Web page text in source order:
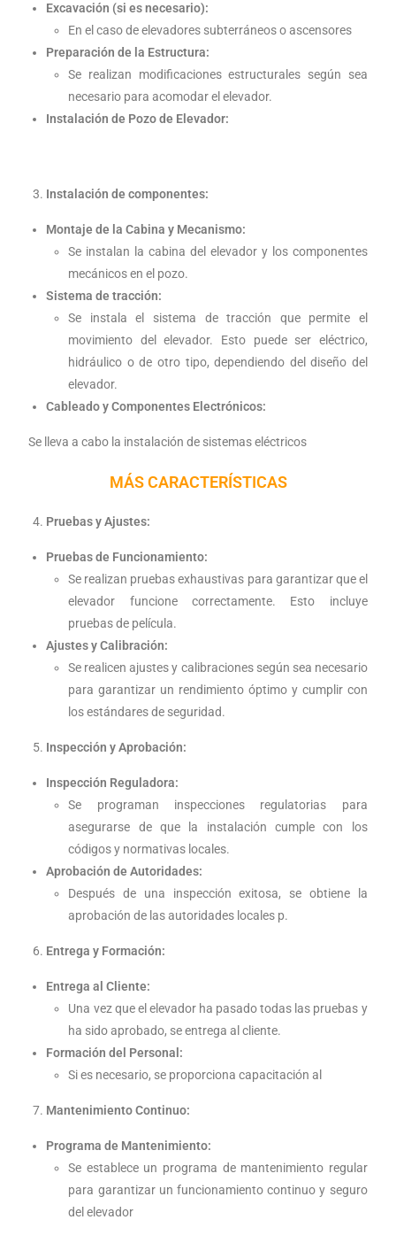
Excavación (si es necesario):
En el caso de elevadores subterráneos o ascensores
Preparación de la Estructura:
Se realizan modificaciones estructurales según sea
necesario para acomodar el elevador.
Instalación de Pozo de Elevador:
Instalación de componentes:
Montaje de la Cabina y Mecanismo:
Se instalan la cabina del elevador y los componentes
mecánicos en el pozo.
Sistema de tracción:
Se instala el sistema de tracción que permite el
movimiento del elevador. Esto puede ser eléctrico,
hidráulico o de otro tipo, dependiendo del diseño del
elevador.
Cableado y Componentes Electrónicos:
Se lleva a cabo la instalación de sistemas eléctricos
MÁS CARACTERÍSTICAS
Pruebas y Ajustes:
Pruebas de Funcionamiento:
Se realizan pruebas exhaustivas para garantizar que el
elevador funcione correctamente. Esto incluye
pruebas de película.
Ajustes y Calibración:
Se realicen ajustes y calibraciones según sea necesario
para garantizar un rendimiento óptimo y cumplir con
los estándares de seguridad.
Inspección y Aprobación:
Inspección Reguladora:
Se programan inspecciones regulatorias para
asegurarse de que la instalación cumple con los
códigos y normativas locales.
Aprobación de Autoridades:
Después de una inspección exitosa, se obtiene la
aprobación de las autoridades locales p.
Entrega y Formación:
Entrega al Cliente:
Una vez que el elevador ha pasado todas las pruebas y
ha sido aprobado, se entrega al cliente.
Formación del Personal:
Si es necesario, se proporciona capacitación al
Mantenimiento Continuo:
Programa de Mantenimiento:
Se establece un programa de mantenimiento regular
para garantizar un funcionamiento continuo y seguro
del elevador